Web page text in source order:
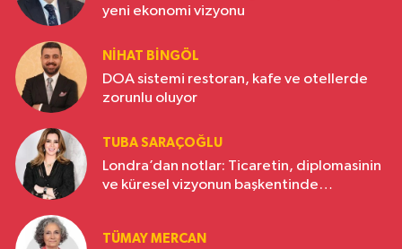
yeni ekonomi vizyonu
NIHAT BINGÖL
DOA sistemi restoran, kafe ve otellerde
zorunlu oluyor
TUBA SARAÇOĞLU
Londra’dan notlar: Ticaretin, diplomasinin
ve küresel vizyonun başkentinde
TÜMAY MERCAN